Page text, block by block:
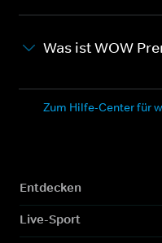
Was ist WOW
Zum Hilfe-Center für
Entdecken
Live-Sport